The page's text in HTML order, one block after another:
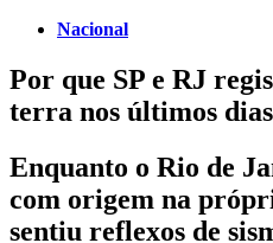
Nacional
Por que SP e RJ
terra nos últimos
Enquanto o Rio de
com origem na
sentiu reflexos de